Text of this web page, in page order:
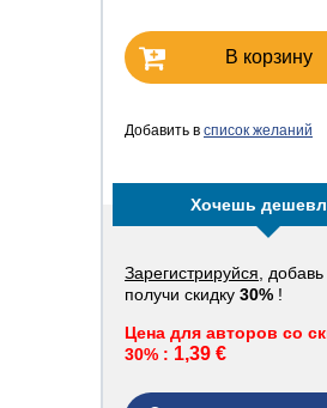
В корзину
Добавить в список желаний
Хочешь
Зарегистрируйся ,
получи скидку 30% !
Цена для авторов со
30% : 1,39 €